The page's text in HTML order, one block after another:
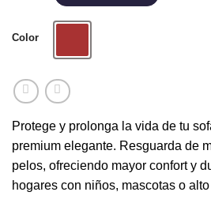
Color
Protege y prolonga la vida de tu
premium elegante. Resguarda de
pelos, ofreciendo mayor confort y
hogares con niños, mascotas o